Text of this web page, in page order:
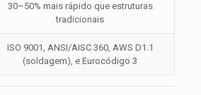
30–50% mais rápido que estruturas
tradicionais
ISO 9001, ANSI/AISC 360, AWS D1.1
(soldagem), e Eurocódigo 3